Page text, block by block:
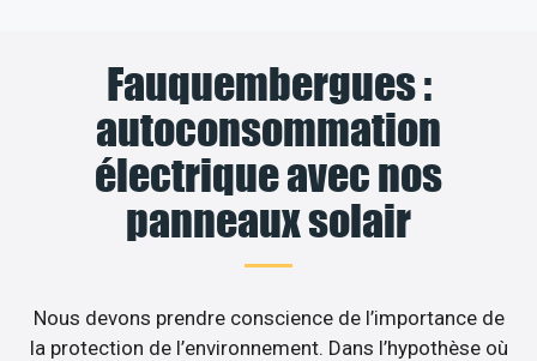
Fauquembergues :
autoconsommation
électrique avec nos
panneaux solair
Nous devons prendre conscience de l’importance de
la protection de l’environnement. Dans l’hypothèse où